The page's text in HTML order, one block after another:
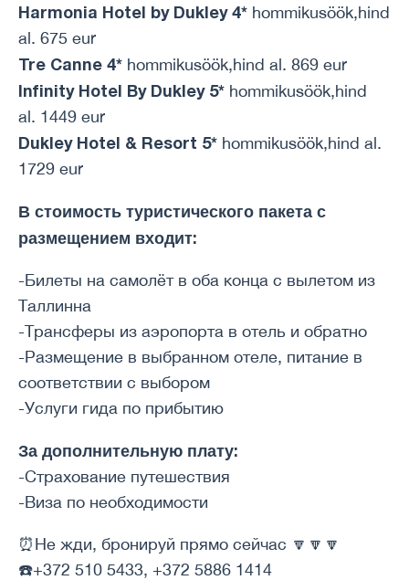
Harmonia Hotel by Dukley 4* hommikusöök,hind
al. 675 eur
Tre Canne 4* hommikusöök,hind al. 869 eur
Infinity Hotel By Dukley 5* hommikusöök,hind
al. 1449 eur
Dukley Hotel & Resort 5* hommikusöök,hind al.
1729 eur
В стоимость туристического пакета с
размещением входит:
-Билеты на самолёт в оба конца с вылетом из
Таллинна
-Трансферы из аэропорта в отель и обратно
-Размещение в выбранном отеле, питание в
соответствии с выбором
-Услуги гида по прибытию
За дополнительную плату:
-Страхование путешествия
-Виза по необходимости
⏰Не жди, бронируй прямо сейчас 🔽🔽🔽
☎️+372 510 5433, +372 5886 1414